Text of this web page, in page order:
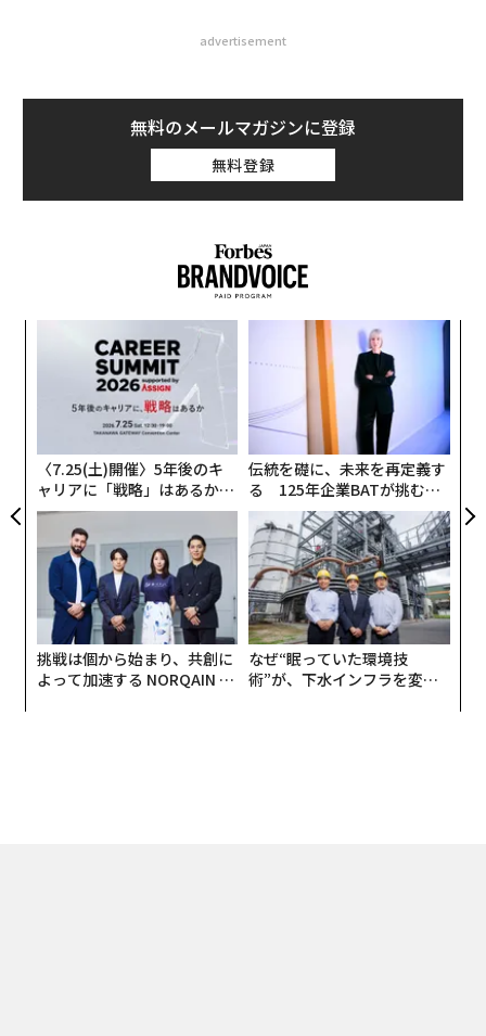
advertisement
無料のメールマガジンに登録
無料登録
〈7.25(土)開催〉5年後のキ
ャリアに「戦略」はあるか。
トップエグゼクティブのキャ
リアに触れる1日│CAREER S
UMMIT 2026
伝統を礎に、未来を再定義す
る 125年企業BATが挑むス
モークレスな未来
挑戦は個から始まり、共創に
よって加速する NORQAIN JA
なぜ“眠っていた環境技
術”が、下水インフラを変え